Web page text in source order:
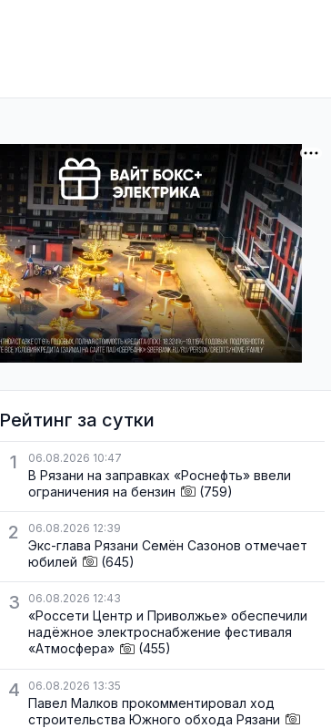
Рейтинг за сутки
1
06.08.2026 10:47
В Рязани на заправках «Роснефть» ввели
ограничения на бензин
(759)
2 06.08.2026 12:39
Экс-глава Рязани Семён Сазонов отмечает
юбилей
(645)
3 06.08.2026 12:43
«Россети Центр и Приволжье» обеспечили
надёжное электроснабжение фестиваля
«Атмосфера»
(455)
4 06.08.2026 13:35
Павел Малков прокомментировал ход
строительства Южного обхода Рязани